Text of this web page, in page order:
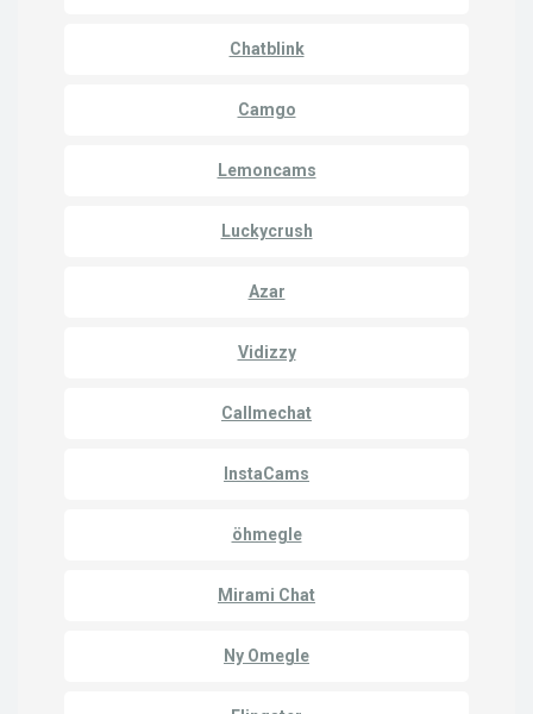
Chatblink
Camgo
Lemoncams
Luckycrush
Azar
Vidizzy
Callmechat
InstaCams
öhmegle
Mirami Chat
Ny Omegle